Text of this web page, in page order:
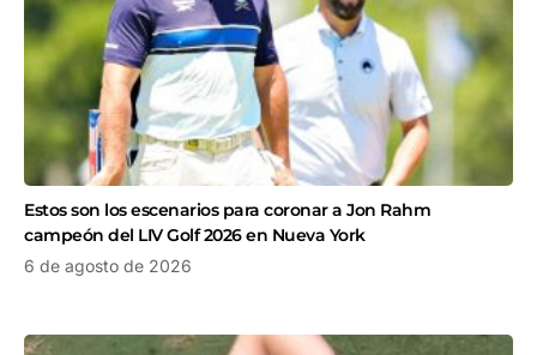
Estos son los escenarios para coronar a Jon Rahm
campeón del LIV Golf 2026 en Nueva York
6 de agosto de 2026